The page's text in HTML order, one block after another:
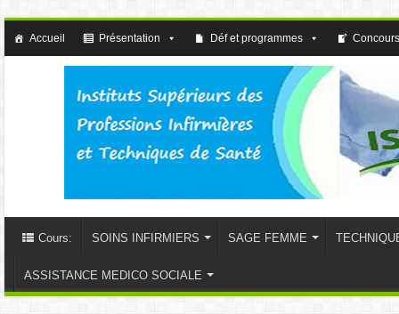
Accueil Présentation Déf et programmes
Cours: SOINS INFIRMIERS SAGE FEMME
ASSISTANCE MEDICO SOCIALE